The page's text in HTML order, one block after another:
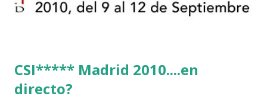
CSI***** Madrid 2010....en
directo?